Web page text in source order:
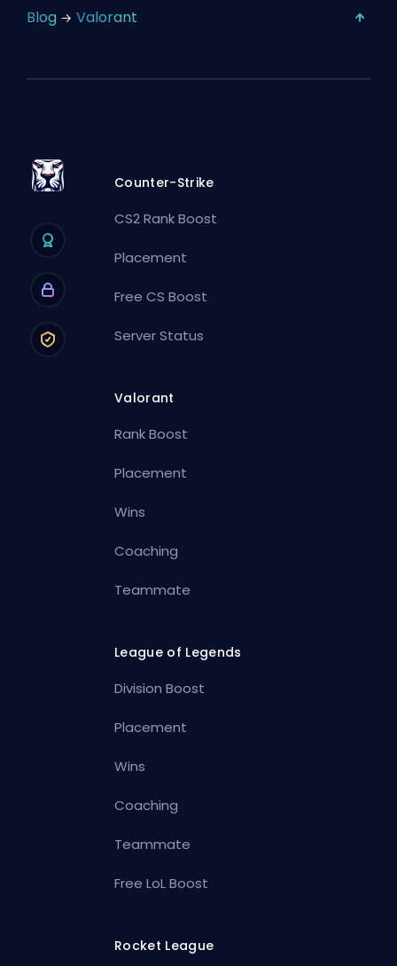
Blog Valorant
Counter-Strike
CS2 Rank Boost
Placement
Free CS Boost
Server Status
Valorant
Rank Boost
Placement
Wins
Coaching
Teammate
League of Legends
Division Boost
Placement
Wins
Coaching
Teammate
Free LoL Boost
Rocket League